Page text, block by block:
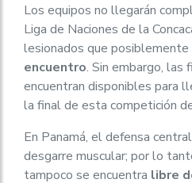
Los equipos no llegarán
Liga de Naciones de la
lesionados que posiblemente
encuentro. Sin embargo, las
encuentran disponibles para
la final de esta competición
En Panamá, el defensa
desgarre muscular; por lo
tampoco se encuentra libre